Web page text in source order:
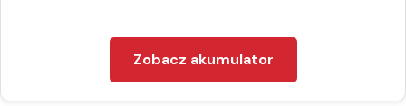
Zobacz akumulator